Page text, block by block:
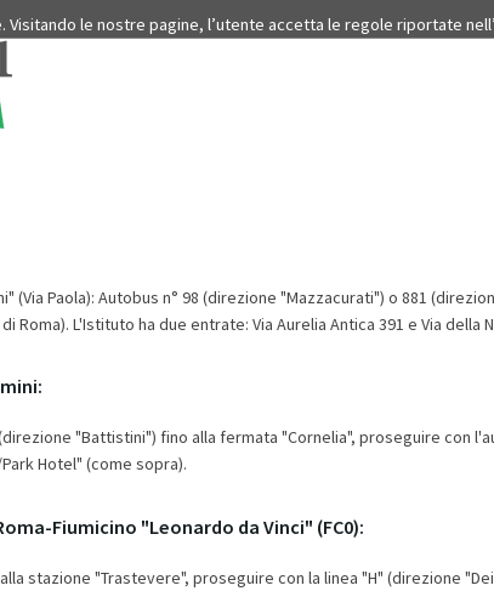
le nostre pagine, l’utente accetta le regole riportate nell’
(Via Paola): Autobus n° 98 (direzione "Mazzacurati") o 881
Roma). L'Istituto ha due entrate: Via Aurelia Antica 391 e Via della
"Battistini") fino alla fermata "Cornelia", proseguire con
Hotel" (come sopra).
Fiumicino "Leonardo da Vinci" (FC0):
stazione "Trastevere", proseguire con la linea "H" (direzione